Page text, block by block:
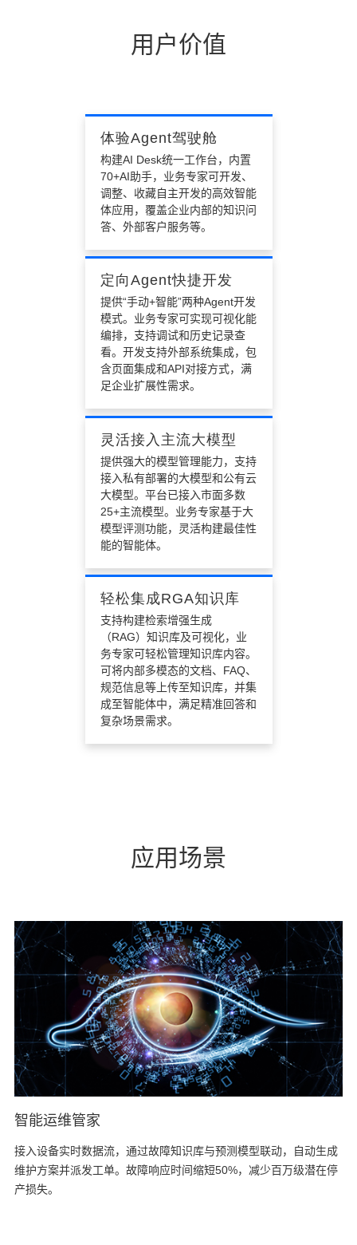
智能体开发缺乏标准化流程，版本迭代与权限管理混
用户价值
体验Agent驾驶舱
构建AI Desk统一工作台，内置
70+AI助手，业务专家可开发、
调整、收藏自主开发的高效智能
体应用，覆盖企业内部的知识问
答、外部客户服务等。
定向Agent快捷开发
提供“手动+智能”两种Agent开发
模式。业务专家可实现可视化能
编排，支持调试和历史记录查
看。开发支持外部系统集成，包
含页面集成和API对接方式，满
足企业扩展性需求。
灵活接入主流大模型
提供强大的模型管理能力，支持
接入私有部署的大模型和公有云
大模型。平台已接入市面多数
25+主流模型。业务专家基于大
模型评测功能，灵活构建最佳性
能的智能体。
轻松集成RGA知识库
支持构建检索增强生成
（RAG）知识库及可视化，业
务专家可轻松管理知识库内容。
可将内部多模态的文档、FAQ、
规范信息等上传至知识库，并集
成至智能体中，满足精准回答和
复杂场景需求。
应用场景
智能运维管家
接入设备实时数据流，通过故障知识库与预测模型联动，自动生成
维护方案并派发工单。故障响应时间缩短50%，减少百万级潜在停
产损失。